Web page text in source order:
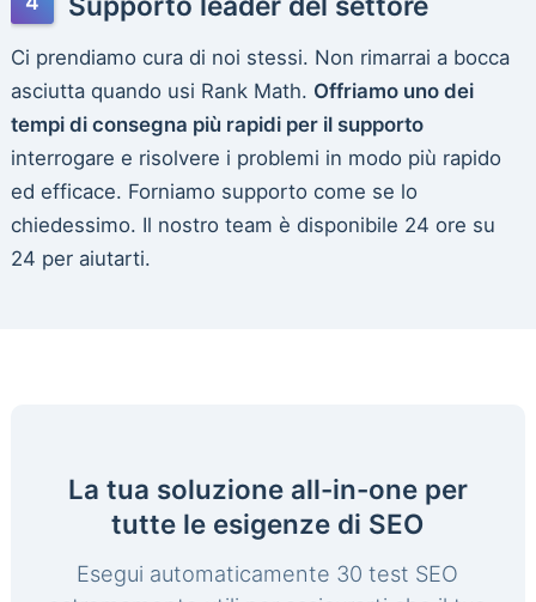
Ci prendiamo cura di noi stessi. Non rimarrai a bocca
asciutta quando usi Rank Math. Offriamo uno dei
tempi di consegna più rapidi per il supporto
interrogare e risolvere i problemi in modo più rapido
ed efficace. Forniamo supporto come se lo
chiedessimo. Il nostro team è disponibile 24 ore su
24 per aiutarti.
La tua soluzione all-in-one per
tutte le esigenze di SEO
Esegui automaticamente 30 test SEO